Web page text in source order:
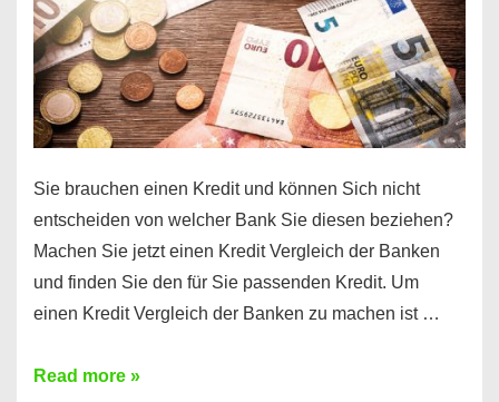
Kredit
finden
Sie brauchen einen Kredit und können Sich nicht
entscheiden von welcher Bank Sie diesen beziehen?
Machen Sie jetzt einen Kredit Vergleich der Banken
und finden Sie den für Sie passenden Kredit. Um
einen Kredit Vergleich der Banken zu machen ist …
Sie
Read more »